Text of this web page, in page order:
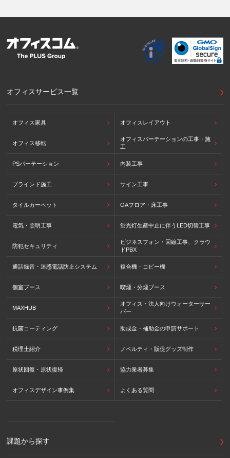
外国における個人情報の保護に関する制度等の詳細は以下を
ご確認下さい。
オフィスサービス一覧
オフィス家具 オフィスレイアウト
オフィス移転
オフィスパーテーションの工事・施
工
PSパーテーション 内装工事
ブラインド施工 サイン工事
タイルカーペット OAフロア・床工事
電気・照明工事 蛍光灯生産中止に伴うLED切替工事
防犯セキュリティ
ビジネスフォン・回線工事、クラウ
ドPBX
通話録音・迷惑電話防止システム 複合機・コピー機
個室ブース 喫煙・分煙ブース
MAXHUB
オフィス・法人向けウォーターサー
バー
抗菌コーティング 助成金・補助金の申請サポート
税理士紹介 ノベルティ・販促グッズ制作
原状回復・原状復帰 協力業者募集
オフィスデザイン事例集 よくある質問
課題から探す